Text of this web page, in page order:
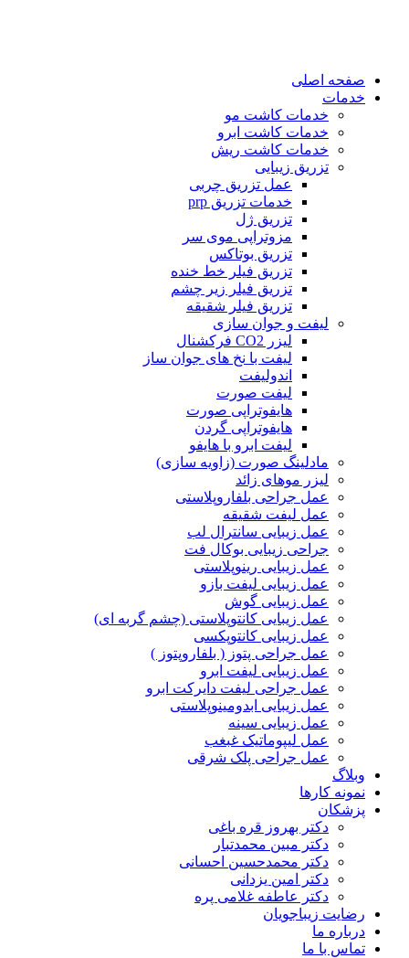
صفحه اصلی
خدمات
خدمات کاشت مو
خدمات کاشت ابرو
خدمات کاشت ریش
تزریق زیبایی
عمل تزریق چربی
خدمات تزریق prp
تزریق ژل
مزوتراپی موی سر
تزریق بوتاکس
تزریق فیلر خط خنده
تزریق فیلر زیر چشم
تزریق فیلر شقیقه
لیفت و جوان سازی
لیزر CO2 فرکشنال
لیفت با نخ های جوان ساز
اندولیفت
لیفت صورت
هایفوتراپی صورت
هایفوتراپی گردن
لیفت ابرو با هایفو
مادلینگ صورت (زاویه سازی)
لیزر موهای زائد
عمل جراحی بلفاروپلاستی
عمل لیفت شقیقه
عمل زیبایی سانترال لب
جراحی زیبایی بوکال فت
عمل زیبایی رینوپلاستی
عمل زیبایی لیفت بازو
عمل زیبایی گوش
عمل زیبایی کانتوپلاستی (چشم گربه ای)
عمل زیبایی کانتوپکسی
عمل جراحی پتوز ( بلفاروپتوز )
عمل زیبایی لیفت ابرو
عمل جراحی لیفت دایرکت ابرو
عمل زیبایی ابدومینوپلاستی
عمل زیبایی سینه
عمل لیپوماتیک غبغب
عمل جراحی پلک شرقی
وبلاگ
نمونه کارها
پزشکان
دکتر بهروز قره باغی
دکتر مبین محمدتبار
دکتر محمدحسین احسانی
دکتر امین یزدانی
دکتر عاطفه غلامی پره
رضایت زیباجویان
درباره ما
تماس با ما